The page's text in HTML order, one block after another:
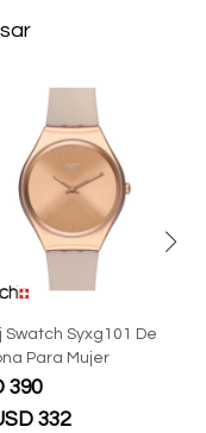
Swatch Syxg101 De
Para Mujer
390
332